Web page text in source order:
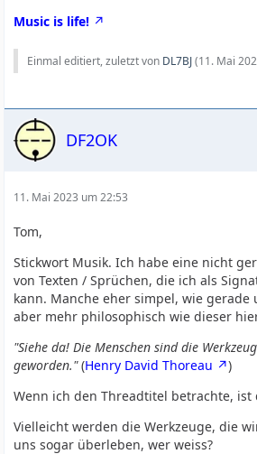
Music is life!
Einmal editiert, zuletzt von DL7BJ(11. Mai
DF2OK
11. Mai 2023 um 22:53
Tom,
Stickwort Musik. Ich habe eine nicht
von Texten / Sprüchen, die ich als
kann. Manche eher simpel, wie
aber mehr philosophisch wie dieser
"Siehe da! Die Menschen sind die
geworden."(Henry David Thoreau
)
Wenn ich den Threadtitel betrachte, ist
Vielleicht werden die Werkzeuge, die
uns sogar überleben, wer weiss?